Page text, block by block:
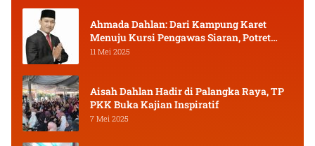
Ahmada Dahlan: Dari Kampung Karet
Menuju Kursi Pengawas Siaran, Potret
Pejuang Muda Kalimantan Tengah
11 Mei 2025
Aisah Dahlan Hadir di Palangka Raya, TP
PKK Buka Kajian Inspiratif
7 Mei 2025